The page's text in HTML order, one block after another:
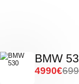
BMW
4990€